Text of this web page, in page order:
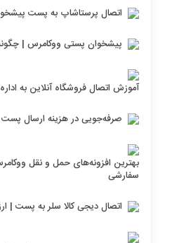
اتصال پرستاشاپ به پست
پیشخوان پستی ووکامرس |
آموزش اتصال فروشگاه آنلاین به
صرفه‌جویی در هزینه ارسال
بهترین افزونه‌های حمل و نقل
سفارشی
اتصال دیجی کالا سلر به پست |